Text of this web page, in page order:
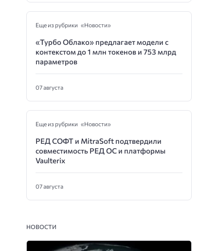
Еще из рубрики «Новости»
«Турбо Облако» предлагает модели с
контекстом до 1 млн токенов и 753 млрд
параметров
07 августа
Еще из рубрики «Новости»
РЕД СОФТ и MitraSoft подтвердили
совместимость РЕД ОС и платформы
Vaulterix
07 августа
НОВОСТИ